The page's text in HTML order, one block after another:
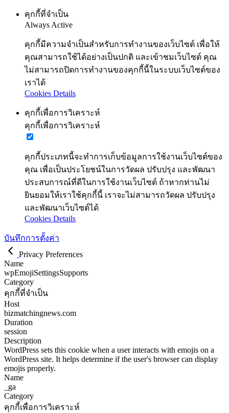
คุกกี้ที่จำเป็น
Always Active
คุกกี้มีความจำเป็นสำหรับการทำงานของเว็บไซต์ เพื่อให้
คุณสามารถใช้ได้อย่างเป็นปกติ และเข้าชมเว็บไซต์ คุณ
ไม่สามารถปิดการทำงานของคุกกี้นี้ในระบบเว็บไซต์ของ
เราได้
Cookies Details
คุกกี้เพื่อการวิเคราะห์
คุกกี้เพื่อการวิเคราะห์
คุกกี้ประเภทนี้จะทำการเก็บข้อมูลการใช้งานเว็บไซต์ของ
คุณ เพื่อเป็นประโยชน์ในการวัดผล ปรับปรุง และพัฒนา
ประสบการณ์ที่ดีในการใช้งานเว็บไซต์ ถ้าหากท่านไม่
ยินยอมให้เราใช้คุกกี้นี้ เราจะไม่สามารถวัดผล ปรับปรุง
และพัฒนาเว็บไซต์ได้
Cookies Details
บันทึกการตั้งค่า
Privacy Preferences
Name
wpEmojiSettingsSupports
Category
คุกกี้ที่จำเป็น
Host
bizmatchingnews.com
Duration
session
Description
WordPress sets this cookie when a user interacts with emojis on a
WordPress site. It helps determine if the user's browser can display
emojis properly.
Name
_ga
Category
คุกกี้เพื่อการวิเคราะห์